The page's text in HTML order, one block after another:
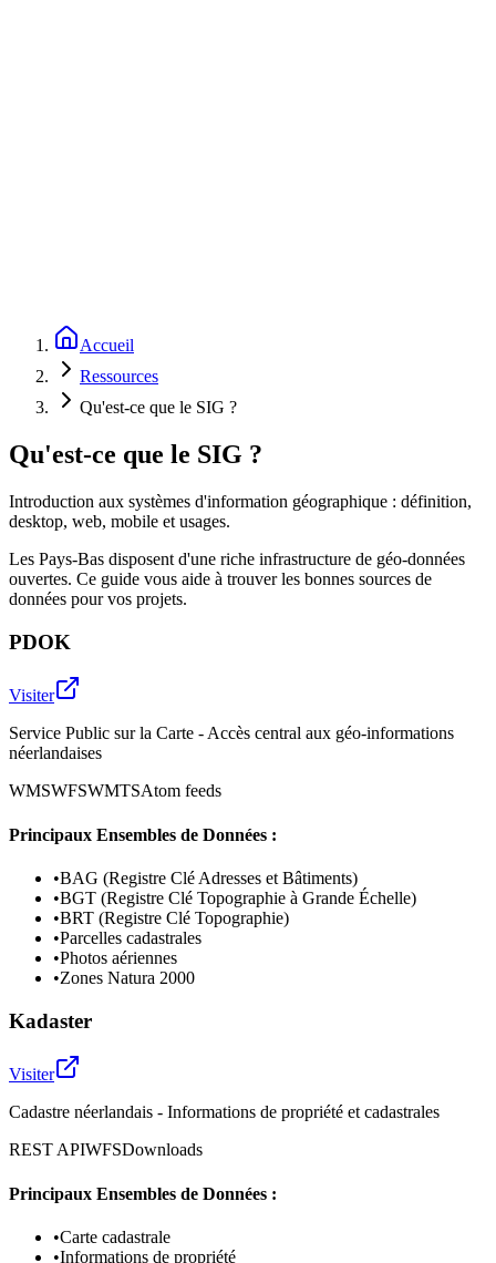
Accueil
Ressources
Qu'est-ce que le SIG ?
Qu'est-ce que le SIG ?
Introduction aux systèmes d'information géographique : définition,
desktop, web, mobile et usages.
Les Pays-Bas disposent d'une riche infrastructure de géo-données
ouvertes. Ce guide vous aide à trouver les bonnes sources de
données pour vos projets.
PDOK
Visiter
Service Public sur la Carte - Accès central aux géo-informations
néerlandaises
WMSWFSWMTSAtom feeds
Principaux Ensembles de Données :
•BAG (Registre Clé Adresses et Bâtiments)
•BGT (Registre Clé Topographie à Grande Échelle)
•BRT (Registre Clé Topographie)
•Parcelles cadastrales
•Photos aériennes
•Zones Natura 2000
Kadaster
Visiter
Cadastre néerlandais - Informations de propriété et cadastrales
REST APIWFSDownloads
Principaux Ensembles de Données :
•Carte cadastrale
•Informations de propriété